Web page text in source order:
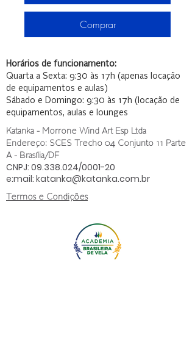
Comprar
Horários de funcionamento:
Quarta a Sexta: 9:30 às 17h (apenas locação
de equipamentos e aulas)
Sábado e Domingo: 9:30 às 17h (locação de
equipamentos, aulas e lounges
Katanka - Morrone Wind Art Esp Ltda
Endereço: SCES Trecho 04 Conjunto 11 Parte
A - Brasília/DF
CNPJ: 09.338.024/0001-20
e:mail: katanka@katanka.com.br
Termos e Condições